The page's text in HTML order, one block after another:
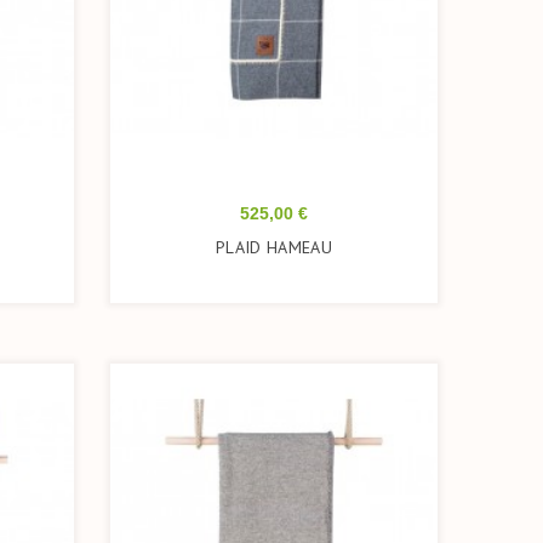
Prix
525,00 €
PLAID HAMEAU